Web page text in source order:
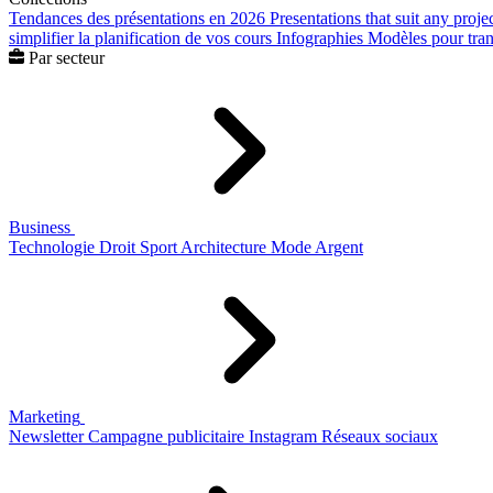
Tendances des présentations en 2026 Presentations that suit any
simplifier la planification de vos cours Infographies Modèles pour
Par secteur
Business
Technologie Droit Sport Architecture Mode Argent
Marketing
Newsletter Campagne publicitaire Instagram Réseaux sociaux